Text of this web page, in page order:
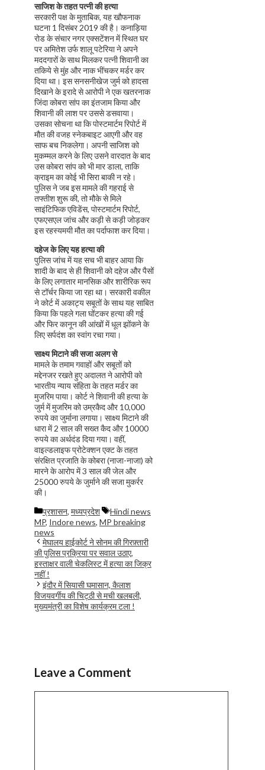
साजिश के तहत पत्नी की हत्या
सरकारी पक्ष के मुताबिक, यह खौफनाक
घटना 1 दिसंबर 2019 की है। कनाड़िया
रोड के संचार नगर एक्सटेंशन में स्थित घर
पर अमितेश उर्फ शालू पटेरिया ने अपने
मददगारों के साथ मिलकर पत्नी शिवानी का
तकिये से मुंह और नाक भींचकर मर्डर कर
दिया था। इस सनसनीखेज जुर्म को हादसा
दिखाने के इरादे से आरोपी ने एक खतरनाक
जिंदा कोबरा सांप का इंतजाम किया और
शिवानी की लाश पर उससे डसवाया।
उसका सोचना था कि पोस्टमार्टम रिपोर्ट में
मौत की वजह स्नेकबाइट आएगी और वह
साफ बच निकलेगा। अपनी साजिश को
मुकम्मल करने के लिए उसने वारदात के बाद
उस कोबरा सांप को भी मार डाला, ताकि
क्राइम का कोई भी सिरा बाकी न रहे।
पुलिस ने जब इस मामले की गहराई से
तफ्तीश शुरू की, तो मौके से मिले
साइंटिफिक एविडेंस, पोस्टमार्टम रिपोर्ट,
एफएसएल जांच और कड़ी से कड़ी जोड़कर
इस रहस्यमयी मौत का पर्दाफाश कर दिया।
दहेज के लिए यह हत्या की
पुलिस जांच में यह सच भी बाहर आया कि
शादी के बाद से ही शिवानी को दहेज और पैसों
के लिए लगातार मानसिक और शारीरिक रूप
से टॉर्चर किया जा रहा था। सरकारी वकील
ने कोर्ट में अकाट्य सबूतों के साथ यह साबित
किया कि पहले गला घोंटकर हत्या की गई
और फिर कानून की आंखों में धूल झोंकने के
लिए सर्पदंश का स्वांग रचा गया।
साक्ष्य मिटाने की सजा अलग से
मामले के तमाम गवाहों और सबूतों को
मद्देनजर रखते हुए अदालत ने आरोपी को
भारतीय न्याय संहिता के तहत मर्डर का
मुजरिम पाया। कोर्ट ने शिवानी की हत्या के
जुर्म में मुजरिम को उम्रकैद और 10,000
रुपये का जुर्माना लगाया। साक्ष्य मिटाने की
धारा में 2 साल की सख्त कैद और 10000
रुपये का अर्थदंड दिया गया। वहीं,
वाइल्डलाइफ प्रोटेक्शन एक्ट के तहत
संरक्षित प्रजाति के कोबरा (नाजा-नाजा) को
मारने के आरोप में 3 साल की जेल और
25000 रुपये के जुर्माने की सजा मुकर्रर
की।
Categories
प्रशासन, मध्यप्रदेश Tags
Hindi news
MP, Indore news, MP breaking
news
मेघालय हाईकोर्ट ने सोनम की गिरफ़्तारी
की पुलिस प्रक्रिया पर सवाल उठाए,
हस्ताक्षर वाली चेकलिस्ट में हत्या का जिक्र
नहीं !
इंदौर में सियासी घमासान, कैलाश
विजयवर्गीय की चिट्ठी से मची खलबली,
मुख्यमंत्री का विशेष कार्यक्रम टला !
Leave a Comment